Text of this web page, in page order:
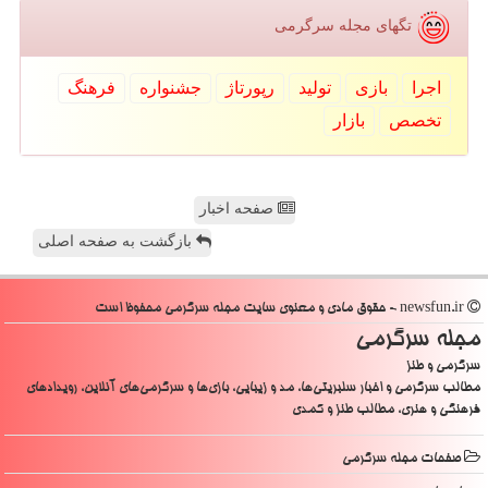
تگهای مجله سرگرمی
اجرا بازی تولید رپورتاژ جشنواره
فرهنگ
تخصص
بازار
صفحه اخبار
بازگشت به صفحه اصلی
مجله سرگرمی
سرگرمی و طنز
مطالب سرگرمی و اخبار سلبریتی‌ها، مد و زیبایی، بازی‌ها و سرگرمی‌های آنلاین، رویدادهای
فرهنگی و هنری، مطالب طنز و کمدی
صفحات مجله سرگرمی